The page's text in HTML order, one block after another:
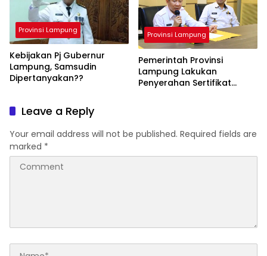
Provinsi Lampung
Kebijakan Pj Gubernur
Lampung, Samsudin
Dipertanyakan??
Provinsi Lampung
Pemerintah Provinsi
Lampung Lakukan
Penyerahan Sertifikat
Leave a Reply
Your email address will not be published. Required fields are
marked *